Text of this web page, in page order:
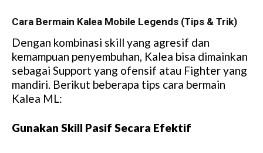
Cara Bermain Kalea Mobile Legends (Tips & Trik)
Dengan kombinasi skill yang agresif dan
kemampuan penyembuhan, Kalea bisa dimainkan
sebagai Support yang ofensif atau Fighter yang
mandiri. Berikut beberapa tips cara bermain
Kalea ML:
Gunakan Skill Pasif Secara Efektif